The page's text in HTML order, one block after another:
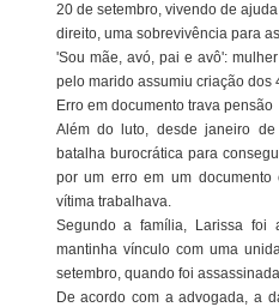
20 de setembro, vivendo de
direito, uma sobrevivência para
'Sou mãe, avó, pai e avô':
pelo marido assumiu criação dos
Erro em documento trava pensão
Além do luto, desde janeiro
batalha burocrática para
por um erro em um
vítima trabalhava.
Segundo a família, Larissa
mantinha vínculo com uma
setembro, quando foi
De acordo com a advogada, a